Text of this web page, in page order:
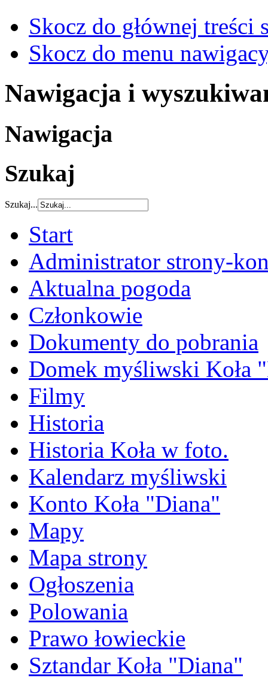
Skocz do głównej treści
Skocz do menu
Nawigacja i
Nawigacja
Szukaj
Szukaj...
Start
Administrator strony-
Aktualna pogoda
Członkowie
Dokumenty do pobrania
Domek myśliwski Koła
Filmy
Historia
Historia Koła w foto.
Kalendarz myśliwski
Konto Koła "Diana"
Mapy
Mapa strony
Ogłoszenia
Polowania
Prawo łowieckie
Sztandar Koła "Diana"